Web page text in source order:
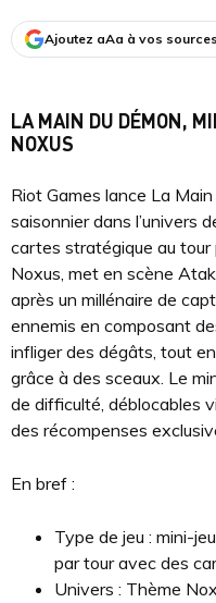
Ajoutez aAa à vos
LA MAIN DU DÉMON,
NOXUS
Riot Games lance La
saisonnier dans l’univers
cartes stratégique au tour
Noxus, met en scène
après un millénaire de
ennemis en composant
infliger des dégâts, tout
grâce à des sceaux. Le
de difficulté, déblocables
des récompenses
En bref :
Type de jeu : mini-
par tour avec des
Univers : Thème